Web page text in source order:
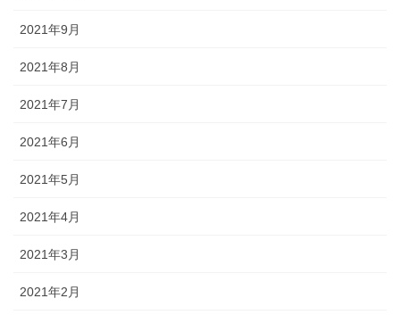
2021年9月
2021年8月
2021年7月
2021年6月
2021年5月
2021年4月
2021年3月
2021年2月